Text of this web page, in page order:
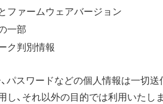
ファームウェアバージョン
一部
ク判別情報
パスワードなどの個人情報は一切
、それ以外の目的では利用いたし